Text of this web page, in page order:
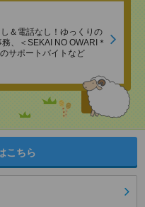
＆電話なし！ゆっくりの
、＜SEKAI NO OWARI＊
サポートバイトなど
こちら